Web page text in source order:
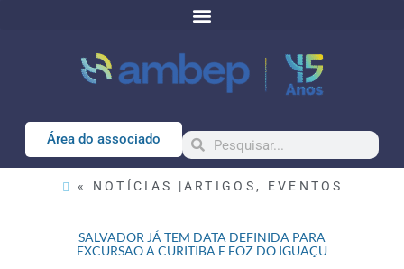
Área do associado
« NOTÍCIAS |ARTIGOS , EVENTOS
SALVADOR JÁ TEM DATA DEFINIDA PARA
EXCURSÃO A CURITIBA E FOZ DO IGUAÇU